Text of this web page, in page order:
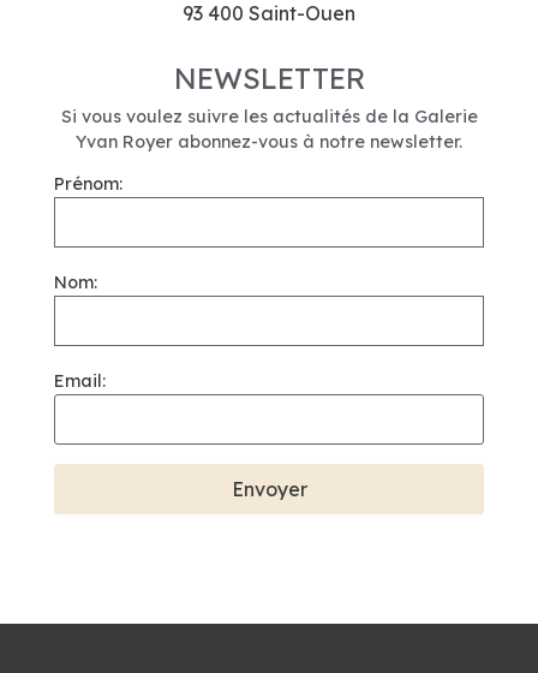
93 400 Saint-Ouen
NEWSLETTER
Si vous voulez suivre les actualités de la Galerie
Yvan Royer abonnez-vous à notre newsletter.
Prénom:
Nom:
Email: